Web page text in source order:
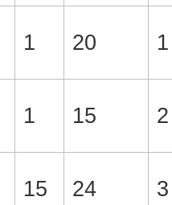
1 20 1
1 15 2
15 24 3